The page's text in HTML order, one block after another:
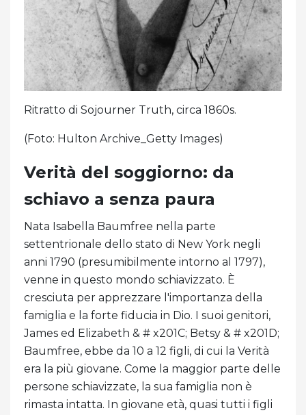
Ritratto di Sojourner Truth, circa 1860s.
(Foto: Hulton Archive_Getty Images)
Verità del soggiorno: da
schiavo a senza paura
Nata Isabella Baumfree nella parte
settentrionale dello stato di New York negli
anni 1790 (presumibilmente intorno al 1797),
venne in questo mondo schiavizzato. È
cresciuta per apprezzare l'importanza della
famiglia e la forte fiducia in Dio. I suoi genitori,
James ed Elizabeth & # x201C; Betsy & # x201D;
Baumfree, ebbe da 10 a 12 figli, di cui la Verità
era la più giovane. Come la maggior parte delle
persone schiavizzate, la sua famiglia non è
rimasta intatta. In giovane età, quasi tutti i figli